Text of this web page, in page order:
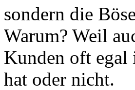
sondern die
Warum? Weil
Kunden oft egal
hat oder nicht.